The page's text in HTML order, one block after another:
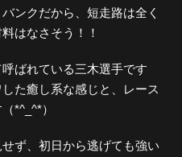
ンクだから、短走路は全く
はなさそう！！
ばれている三木選手です
た癒し系な感じと、レース
*^_^*）
ず、初日から逃げても強い